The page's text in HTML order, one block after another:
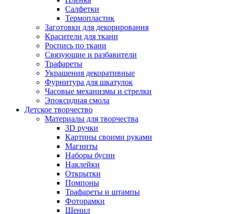
Салфетки
Термопластик
Заготовки для декорирования
Красители для ткани
Роспись по ткани
Связующие и разбавители
Трафареты
Украшения декоративные
Фурнитура для шкатулок
Часовые механизмы и стрелки
Эпоксидная смола
Детское творчество
Материалы для творчества
3D ручки
Картины своими руками
Магниты
Наборы бусин
Наклейки
Открытки
Помпоны
Трафареты и штампы
Фоторамки
Шенил